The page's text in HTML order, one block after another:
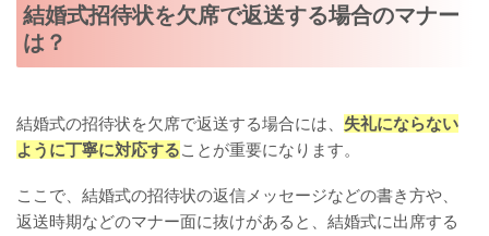
結婚式招待状を欠席で返送する場合のマナー
は？
結婚式の招待状を欠席で返送する場合には、 失礼にならない
ように丁寧に対応することが重要になります。
ここで、結婚式の招待状の返信メッセージなどの書き方や、
返送時期などのマナー面に抜けがあると、結婚式に出席する